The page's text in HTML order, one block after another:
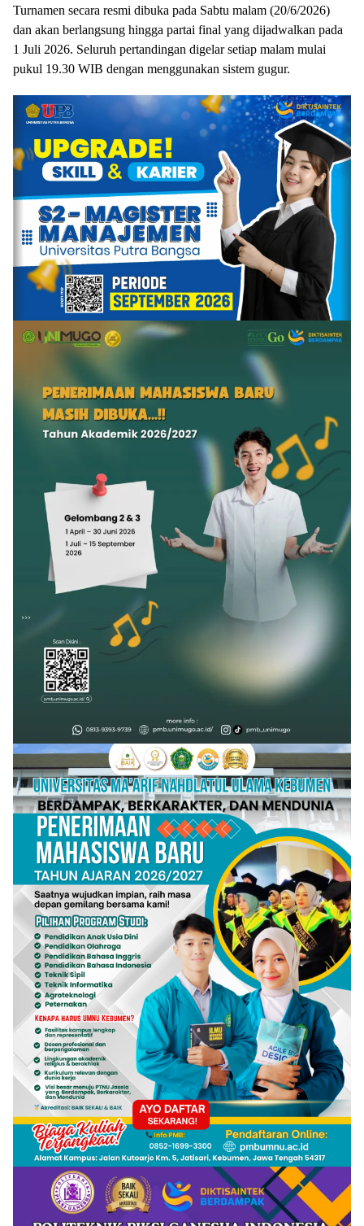
Turnamen secara resmi dibuka pada Sabtu malam (20/6/2026)
dan akan berlangsung hingga partai final yang dijadwalkan pada
1 Juli 2026. Seluruh pertandingan digelar setiap malam mulai
pukul 19.30 WIB dengan menggunakan sistem gugur.